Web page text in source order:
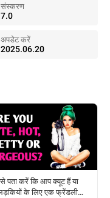
संस्करण
7.0
अपडेट करें
2025.06.20
पता करें कि आप क्यूट हैं या
के लिए एक फ्रेंडली